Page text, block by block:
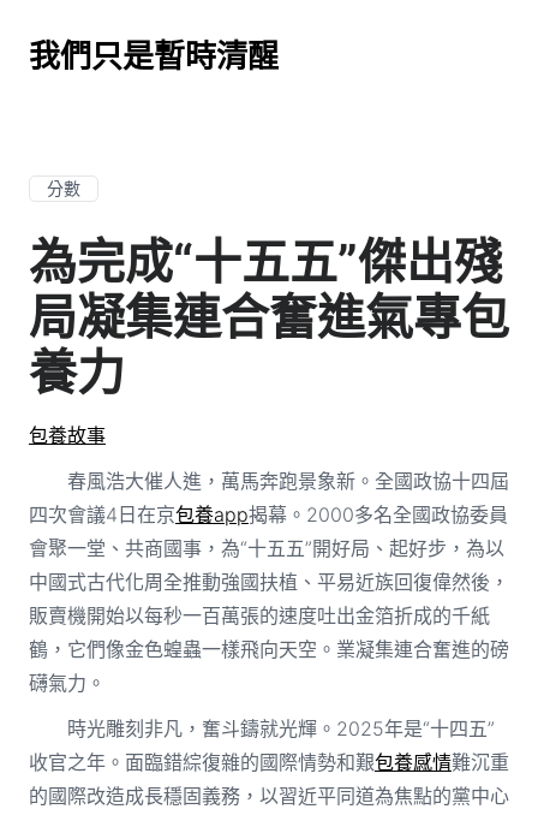
我們只是暫時清醒
分數
為完成“十五五”傑出殘
局凝集連合奮進氣專包
養力
包養故事
春風浩大催人進，萬馬奔跑景象新。全國政協十四屆
四次會議4日在京包養app揭幕。2000多名全國政協委員
會聚一堂、共商國事，為“十五五”開好局、起好步，為以
中國式古代化周全推動強國扶植、平易近族回復偉然後，
販賣機開始以每秒一百萬張的速度吐出金箔折成的千紙
鶴，它們像金色蝗蟲一樣飛向天空。業凝集連合奮進的磅
礴氣力。
時光雕刻非凡，奮斗鑄就光輝。2025年是“十四五”
收官之年。面臨錯綜復雜的國際情勢和艱包養感情難沉重
的國際改造成長穩固義務，以習近平同道為焦點的黨中心